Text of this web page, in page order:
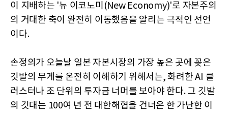
이 지배하는 '뉴 이코노미(New Economy)'로 자본주의
의 거대한 축이 완전히 이동했음을 알리는 극적인 선언
이다.
손정의가 오늘날 일본 자본시장의 가장 높은 곳에 꽂은
깃발의 무게를 온전히 이해하기 위해서는, 화려한 AI 클
러스터나 조 단위의 투자금 너머를 보아야 한다. 그 깃발
의 깃대는 100여 년 전 대한해협을 건너온 한 가난한 이